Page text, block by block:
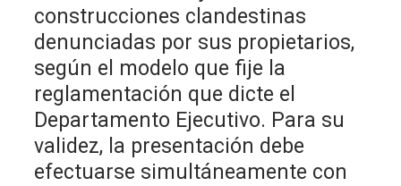
construcciones clandestinas
denunciadas por sus propietarios,
según el modelo que fije la
reglamentación que dicte el
Departamento Ejecutivo. Para su
validez, la presentación debe
efectuarse simultáneamente con